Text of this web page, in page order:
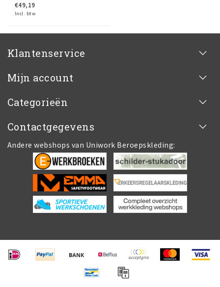
€49,19
Incl. btw
Klantenservice
Mijn account
Categorieën
Contactgegevens
Andere webshops van Uniwork Beroepskleding: